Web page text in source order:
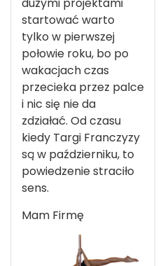
startować warto
tylko w pierwszej
połowie roku, bo po
wakacjach czas
przecieka przez palce
i nic się nie da
zdziałać. Od czasu
kiedy Targi Franczyzy
są w październiku, to
powiedzenie straciło
sens.
Mam Firmę